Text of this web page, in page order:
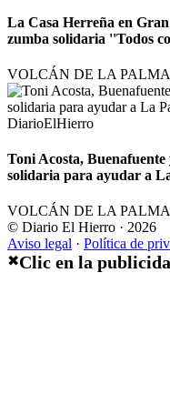
La Casa Herreña en
zumba solidaria ''Todos
VOLCÁN DE LA PALMA
DiarioElHierro
Toni Acosta,
solidaria para ayudar a
VOLCÁN DE LA PALMA
© Diario El Hierro · 2026
Aviso legal · Política de
✖Clic en la